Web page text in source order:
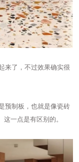
了，不过效果确实很
制板，也就是像瓷砖
一点是有区别的。